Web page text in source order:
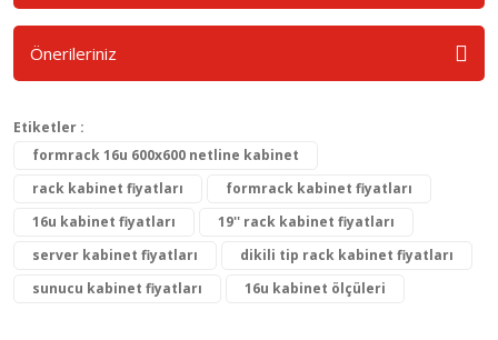
Önerileriniz
Etiketler :
formrack 16u 600x600 netline kabinet
rack kabinet fiyatları
formrack kabinet fiyatları
16u kabinet fiyatları
19'' rack kabinet fiyatları
server kabinet fiyatları
dikili tip rack kabinet fiyatları
sunucu kabinet fiyatları
16u kabinet ölçüleri